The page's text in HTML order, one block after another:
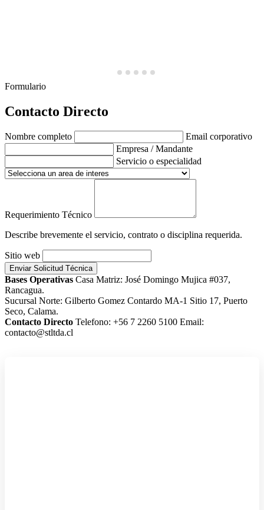
Formulario
Contacto Directo
Nombre completo
Email corporativo
Empresa / Mandante
Servicio o especialidad
Requerimiento Técnico
Describe brevemente el servicio, contrato o disciplina requerida.
Sitio web
Enviar Solicitud Técnica
Bases Operativas Casa Matriz: José Domingo Mujica #037,
Rancagua.
Sucursal Norte: Gilberto Gomez Contardo MA-1 Sitio 17, Puerto
Seco, Calama.
Contacto Directo Telefono: +56 7 2260 5100 Email:
contacto@stltda.cl